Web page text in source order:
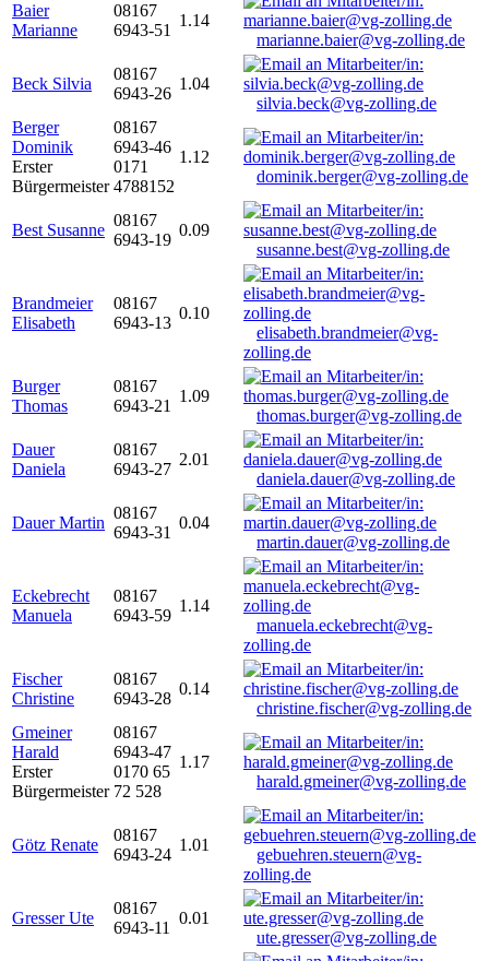
Baier
Marianne
08167
6943-51
1.14
marianne.baier@vg-zolling.de
Beck Silvia
08167
6943-26
1.04
silvia.beck@vg-zolling.de
Berger
Dominik
Erster
Bürgermeister
08167
6943-46
0171
4788152
1.12
dominik.berger@vg-zolling.de
Best Susanne
08167
6943-19
0.09
susanne.best@vg-zolling.de
Brandmeier
Elisabeth
08167
6943-13
0.10
elisabeth.brandmeier@vg-
zolling.de
Burger
Thomas
08167
6943-21
1.09
thomas.burger@vg-zolling.de
Dauer
Daniela
08167
6943-27
2.01
daniela.dauer@vg-zolling.de
Dauer Martin
08167
6943-31
0.04
martin.dauer@vg-zolling.de
Eckebrecht
Manuela
08167
6943-59
1.14
manuela.eckebrecht@vg-
zolling.de
Fischer
Christine
08167
6943-28
0.14
christine.fischer@vg-zolling.de
Gmeiner
Harald
Erster
Bürgermeister
08167
6943-47
0170 65
72 528
1.17
harald.gmeiner@vg-zolling.de
Götz Renate
08167
6943-24
1.01
gebuehren.steuern@vg-
zolling.de
Gresser Ute
08167
6943-11
0.01
ute.gresser@vg-zolling.de